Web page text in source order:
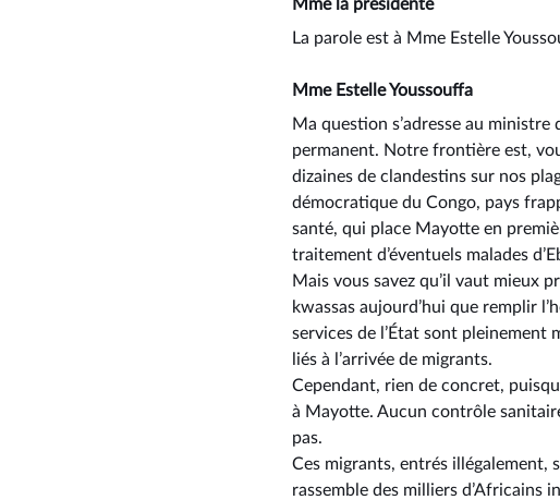
Mme la présidente
La parole est à Mme Estelle
Mme Estelle Youssouffa
Ma question s’adresse au
permanent. Notre frontière est,
dizaines de clandestins sur nos
démocratique du Congo, pays
santé, qui place Mayotte en
traitement d’éventuels malades
Mais vous savez qu’il vaut mieux
kwassas aujourd’hui que remplir
services de l’État sont pleinement
liés à l’arrivée de migrants.
Cependant, rien de concret,
à Mayotte. Aucun contrôle
pas.
Ces migrants, entrés illégalement,
rassemble des milliers d’Africains